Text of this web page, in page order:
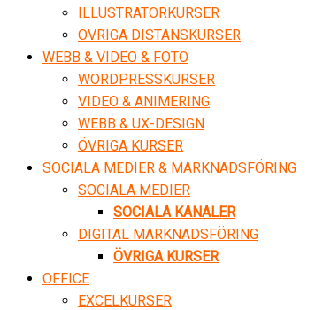
ILLUSTRATORKURSER
ÖVRIGA DISTANSKURSER
WEBB & VIDEO & FOTO
WORDPRESSKURSER
VIDEO & ANIMERING
WEBB & UX-DESIGN
ÖVRIGA KURSER
SOCIALA MEDIER & MARKNADSFÖRING
SOCIALA MEDIER
SOCIALA KANALER
DIGITAL MARKNADSFÖRING
ÖVRIGA KURSER
OFFICE
EXCELKURSER